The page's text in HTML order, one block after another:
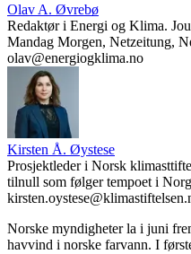
Olav A. Øvrebø
Redaktør i Energi og Klima.
Mandag Morgen, Netzeitung,
olav@energiogklima.no
Kirsten Å. Øystese
Prosjektleder i Norsk
tilnull som følger tempoet i
Norske myndigheter la i juni
havvind i norske farvann. I